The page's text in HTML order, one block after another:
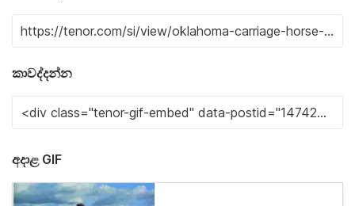
කාවද්දන්න
අදාළ GIF